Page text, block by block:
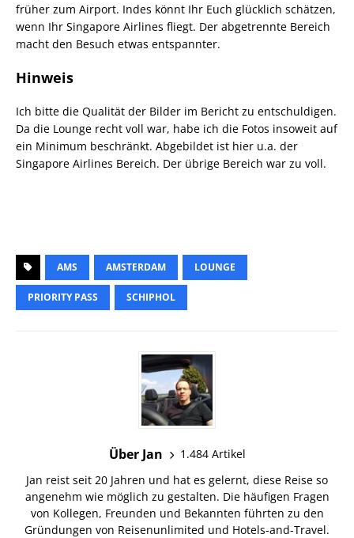
früher zum Airport. Indes könnt Ihr Euch glücklich schätzen,
wenn Ihr Singapore Airlines fliegt. Der abgetrennte Bereich
macht den Besuch etwas entspannter.
Hinweis
Ich bitte die Qualität der Bilder im Bericht zu entschuldigen.
Da die Lounge recht voll war, habe ich die Fotos insoweit auf
ein Minimum beschränkt. Abgebildet ist hier u.a. der
Singapore Airlines Bereich. Der übrige Bereich war zu voll.
AMS AMSTERDAM LOUNGE
PRIORITY PASS SCHIPHOL
Über Jan
1.484 Artikel
Jan reist seit 20 Jahren und hat es gelernt, diese Reise so
angenehm wie möglich zu gestalten. Die häufigen Fragen
von Kollegen, Freunden und Bekannten führten zu den
Gründungen von Reisenunlimited und Hotels-and-Travel.